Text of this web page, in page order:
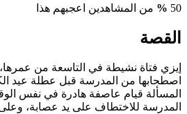
50
% من المشاهدين اعجبهم هذا
القصة
إيزي فتاة نشيطة في التاسعة من
اصطحابها من المدرسة قبل عطلة عيد
المسألة قيام عاصفة هادرة في نفس
المدرسة للاختطاف على يد عصابة،